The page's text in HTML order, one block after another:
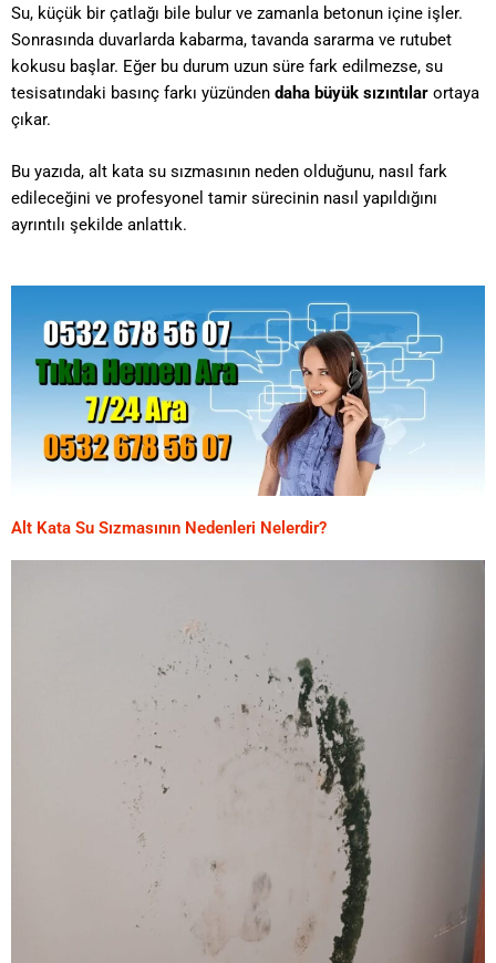
Su, küçük bir çatlağı bile bulur ve zamanla betonun içine işler.
Sonrasında duvarlarda kabarma, tavanda sararma ve rutubet
kokusu başlar. Eğer bu durum uzun süre fark edilmezse, su
tesisatındaki basınç farkı yüzünden daha büyük sızıntılar ortaya
çıkar.
Bu yazıda, alt kata su sızmasının neden olduğunu, nasıl fark
edileceğini ve profesyonel tamir sürecinin nasıl yapıldığını
ayrıntılı şekilde anlattık.
Alt Kata Su Sızmasının Nedenleri Nelerdir?